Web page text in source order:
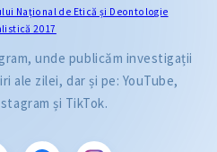
Naţional de Etică și Deontologie
2017
unde publicăm investigații
ale zilei, dar și pe: YouTube,
și TikTok.